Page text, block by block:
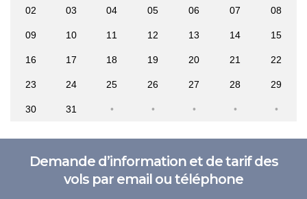
02 03 04 05 06 07 08
09 10 11 12 13 14 15
16 17 18 19 20 21 22
23 24 25 26 27 28 29
30 31
Demande d’information et de tarif des
vols par email ou téléphone